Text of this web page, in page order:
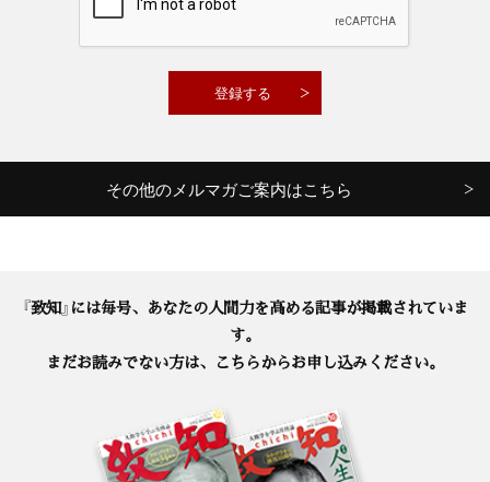
その他のメルマガご案内はこちら
『致知』には毎号、あなたの人間力を高める記事が掲載されていま
す。
まだお読みでない方は、こちらからお申し込みください。